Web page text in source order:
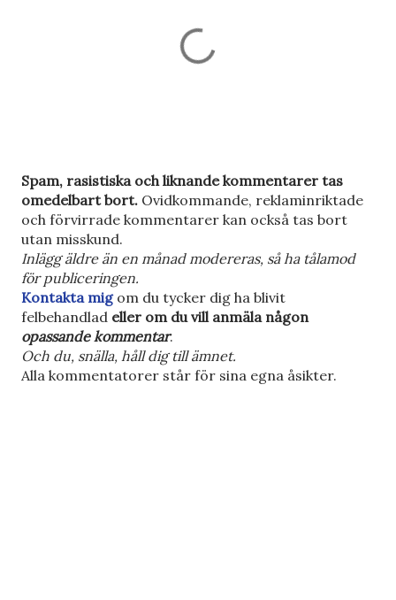
S
k
i
c
k
a
e
n
k
o
m
Spam, rasistiska och liknande kommentarer tas
omedelbart bort. Ovidkommande, reklaminriktade
och förvirrade kommentarer kan också tas bort
utan misskund.
Inlägg äldre än en månad modereras, så ha tålamod
för publiceringen.
Kontakta migom du tycker dig ha blivit
felbehandlad eller om du vill anmäla någon
opassande kommentar.
Och du, snälla, håll dig till ämnet.
Alla kommentatorer står för sina egna åsikter.